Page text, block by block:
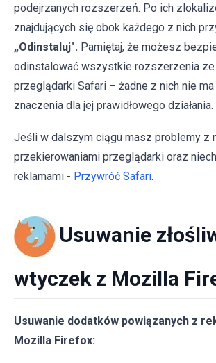
podejrzanych rozszerzeń. Po ich
znajdujących się obok każdego z nich
„Odinstaluj". Pamiętaj, że możesz
odinstalować wszystkie rozszerzenia
przeglądarki Safari – żadne z nich nie
znaczenia dla jej prawidłowego działania.
Jeśli w dalszym ciągu masz problemy z
przekierowaniami przeglądarki oraz
reklamami - Przywróć Safari.
Usuwanie
wtyczek z Mozilla
Usuwanie dodatków powiązanych z
Mozilla Firefox: